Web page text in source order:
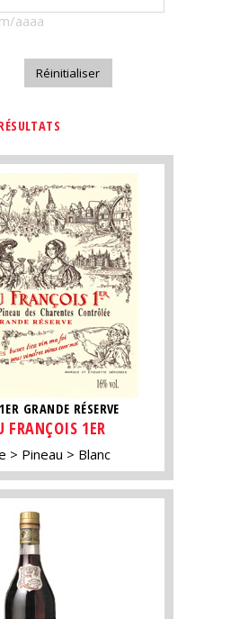
aaaa
GRANDE RÉSERVE
FRANÇOIS 1ER
Pineau Blanc